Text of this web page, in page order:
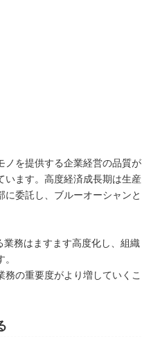
ノを提供する企業経営の品質が
います。高度経済成長期は生産
委託し、ブルーオーシャンと
業務はますます高度化し、組織
の重要度がより増していくこ